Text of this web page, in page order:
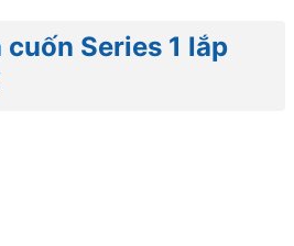
Series 1 lắp